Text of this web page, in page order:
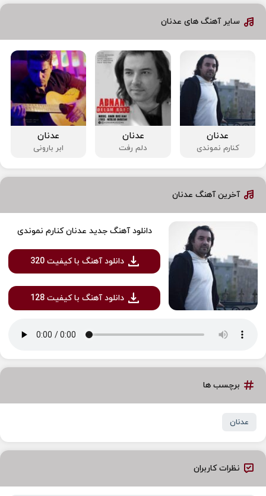
سایر آهنگ های عدنان
عدنان
کنارم نموندی
عدنان
دلم رفت
عدنان
ابر بارونی
آخرین آهنگ عدنان
دانلود آهنگ جدید عدنان کنارم نموندی
دانلود آهنگ با کیفیت 320
دانلود آهنگ با کیفیت 128
برچسب ها
عدنان
نظرات کاربران